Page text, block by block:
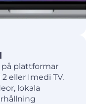
plattformar
eller Imedi TV.
lokala